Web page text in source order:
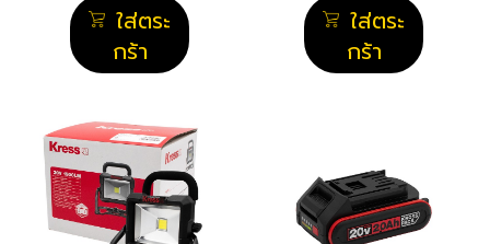
ใส่ตระ
กร้า
ใส่ตระ
กร้า